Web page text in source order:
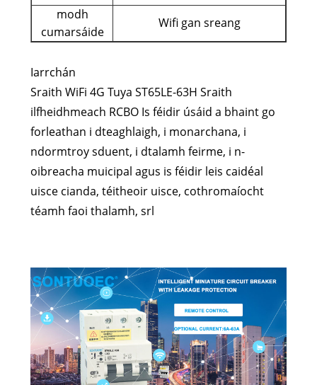
modh
cumarsáide
Wifi gan sreang
Iarrchán
Sraith WiFi 4G Tuya ST65LE-63H Sraith
ilfheidhmeach RCBO Is féidir úsáid a bhaint go
forleathan i dteaghlaigh, i monarchana, i
ndormtroy sduent, i dtalamh feirme, i n-
oibreacha muicipal agus is féidir leis caidéal
uisce cianda, téitheoir uisce, cothromaíocht
téamh faoi thalamh, srl